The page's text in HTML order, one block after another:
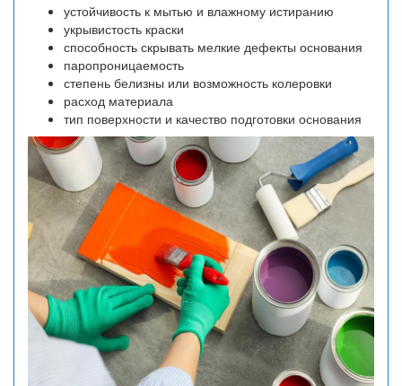
устойчивость к мытью и влажному истиранию
укрывистость краски
способность скрывать мелкие дефекты основания
паропроницаемость
степень белизны или возможность колеровки
расход материала
тип поверхности и качество подготовки основания